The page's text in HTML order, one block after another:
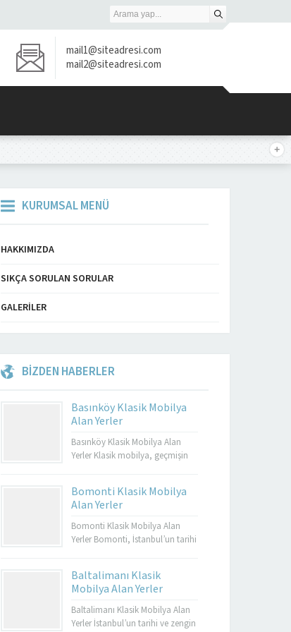
mail1@siteadresi.com
mail2@siteadresi.com
KURUMSAL MENÜ
HAKKIMIZDA
SIKÇA SORULAN SORULAR
GALERILER
BİZDEN HABERLER
Basınköy Klasik Mobilya
Alan Yerler
Basınköy Klasik Mobilya Alan
Yerler Klasik mobilya, geçmişin
yansımasıdır. Bu tür mobilyalar,
hem görsel açıdan çekici hem de
dayanıklı olmalarıyla bilinir.
Basınköy klasik mobilya alan
mükemmel bir seçenektir. Eğer siz
de eski mobilyalarınızı satmayı...
Bomonti Klasik Mobilya
Alan Yerler
Bomonti Klasik Mobilya Alan
Yerler Bomonti, İstanbul’un tarihi
aynı zamanda klasik
mobilyaların en iyi adreslerinden
biri olarak da ün kazanmıştır.
Bomonti, tarihi atmosferi ile öne
Baltalimanı Klasik
Mobilya Alan Yerler
Baltalimanı Klasik Mobilya Alan
Yerler İstanbul’un tarihi ve zengin
Müşteri Temsilcisi